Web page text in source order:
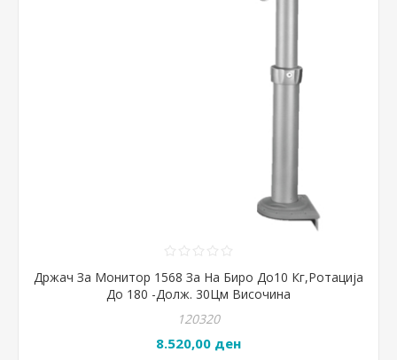
Држач За Монитор 1568 За На Биро До10 Кг,Ротација
До 180 -Долж. 30Цм Височина
120320
8.520,00 ден